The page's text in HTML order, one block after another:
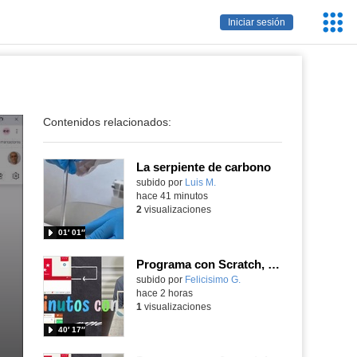
Iniciar sesión
Contenidos relacionados:
La serpiente de carbono
Contenido educativo.
subido por Luis M.
01′ 01″
hace 41 minutos
2 visualizaciones
Programa con Scratch, 8 diferentes juegos para vivir la emoción de los partidos de España en el mundial 2026
Contenido educativo.
subido por Felicisimo G.
40′ 17″
hace 2 horas
1 visualizaciones